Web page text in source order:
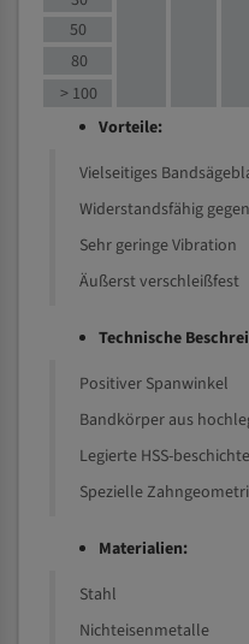
50
80
> 100
Vorteile:
Vielseitiges
Widerstandsfähig
Sehr geringe Vibration
Äußerst verschleißfest
Technische
Positiver Spanwinkel
Bandkörper aus
Legierte HSS-
Spezielle
Materialien:
Stahl
Nichteisenmetalle